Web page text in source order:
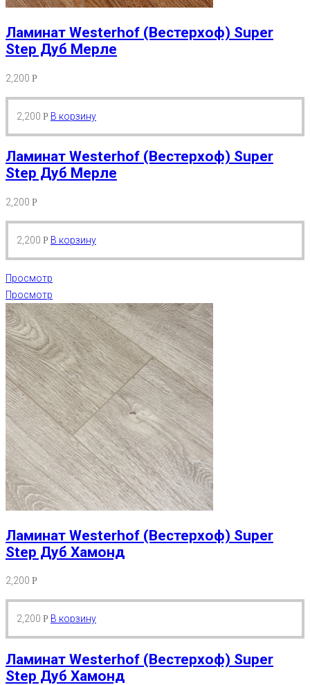
Ламинат Westerhof (Вестерхоф) Super
Step Дуб Мерле
2,200 Р
2,200 Р В корзину
Ламинат Westerhof (Вестерхоф) Super
Step Дуб Мерле
2,200 Р
2,200 Р В корзину
Просмотр
Просмотр
Ламинат Westerhof (Вестерхоф) Super
Step Дуб Хамонд
2,200 Р
2,200 Р В корзину
Ламинат Westerhof (Вестерхоф) Super
Step Дуб Хамонд